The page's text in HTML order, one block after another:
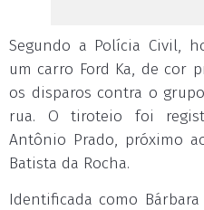
Segundo a Polícia Civil,
um carro Ford Ka, de cor
os disparos contra o
rua. O tiroteio foi
Antônio Prado, próximo
Batista da Rocha.
Identificada como